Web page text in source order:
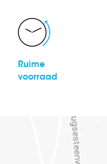
Ruime
voorraad